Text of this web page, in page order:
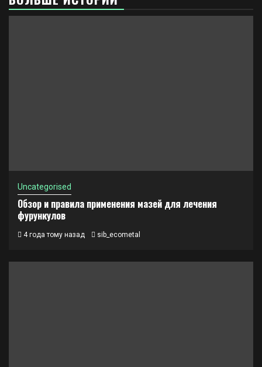
Uncategorised
Обзор и правила применения мазей для лечения
фурункулов
4 года тому назад sib_ecometal